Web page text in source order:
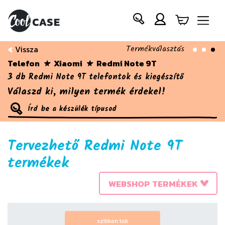
Vissza Termékválasztás
Telefon Xiaomi Redmi Note 9T
3 db Redmi Note 9T telefontok és kiegészítő
Válaszd ki, milyen termék érdekel!
Tervezhető Redmi Note 9T
termékek
WEBSHOP TERMÉKEK
szilikon tok